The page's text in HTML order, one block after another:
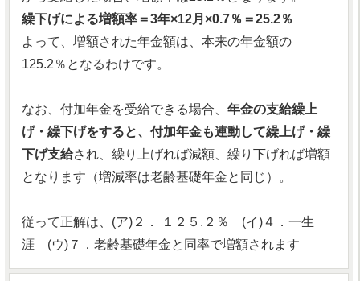
繰下げによる増額率＝3年×12月×0.7％＝25.2％
よって、増額された年金額は、本来の年金額の
125.2％となるわけです。
なお、付加年金を受給できる場合、 年金の支給繰上
げ・繰下げをすると、付加年金も連動して繰上げ・繰
下げ支給され、繰り上げれば減額、繰り下げれば増額
となります（増減率は老齢基礎年金と同じ）。
従って正解は、(ア)２． １２５.２％ (イ)４．一生
涯 (ウ)７．老齢基礎年金と同率で増額されます